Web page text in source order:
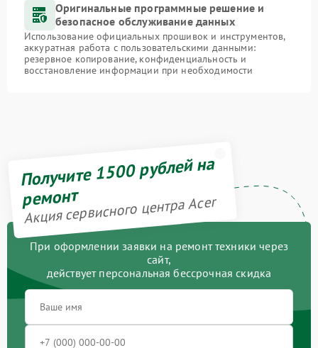
Оригинальные программные решение и
безопасное обслуживание данных
Использование официальных прошивок и инструментов,
аккуратная работа с пользовательскими данными:
резервное копирование, конфиденциальность и
восстановление информации при необходимости
Получите 1500 рублей на
ремонт
Акция сервисного центра Acer
При оформлении заявки на ремонт техники через
сайт,
действует персональная бессрочная скидка